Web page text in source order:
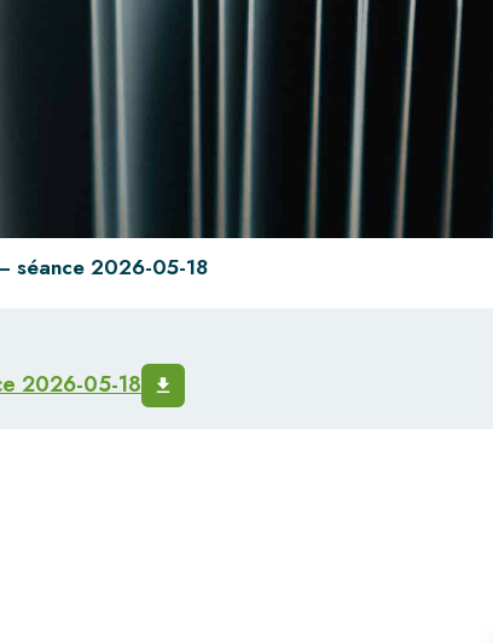
séance 2026-05-18
2026-05-18